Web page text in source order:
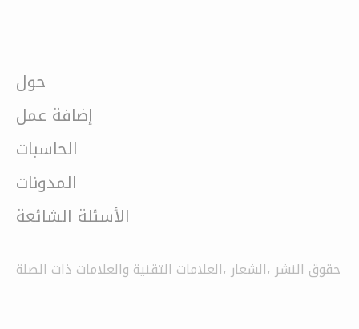
حول
إضافة عمل
الحاسبات
المدونات
الأسئلة الشائعة
حقوق النشر ،الشعار ،العلامات التقنية والعلامات ذات الصلة